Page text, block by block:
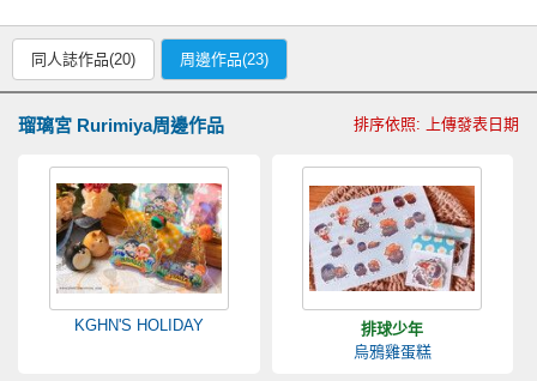
同人誌作品(20) 周邊作品(23)
瑠璃宮 Rurimiya周邊作品 排序依照: 上傳發表日期
KGHN'S HOLIDAY
排球少年
烏鴉雞蛋糕